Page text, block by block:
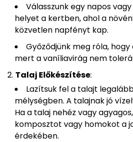
Válasszunk egy napos
helyet a kertben, ahol a
közvetlen napfényt kap.
Győződjünk meg róla,
mert a vaníliavirág nem
Talaj Előkészítése:
Lazítsuk fel a talajt
mélységben. A talajnak jó
Ha a talaj nehéz vagy
komposztot vagy homokot a
érdekében.